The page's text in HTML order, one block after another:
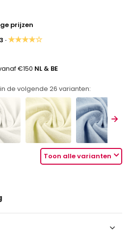
prijzen
·★★★★☆
€150 NL & BE
de volgende26 varianten:
Toon alle varianten